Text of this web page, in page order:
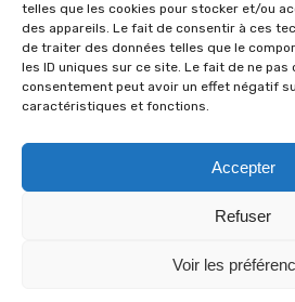
telles que les cookies pour stocker et/ou
des appareils. Le fait de consentir à ces
de traiter des données telles que le
les ID uniques sur ce site. Le fait de ne
consentement peut avoir un effet négatif
caractéristiques et fonctions.
Accepter
Refuser
Voir les